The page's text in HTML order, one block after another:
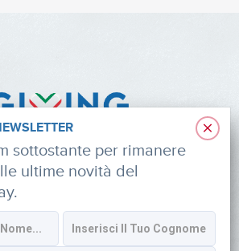
sulla privacy
×
sottostante per rimanere
ultime novità del